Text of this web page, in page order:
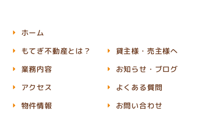
ホーム
もてぎ不動産とは？
業務内容
アクセス
物件情報
貸主様・売主様へ
お知らせ・ブログ
よくある質問
お問い合わせ